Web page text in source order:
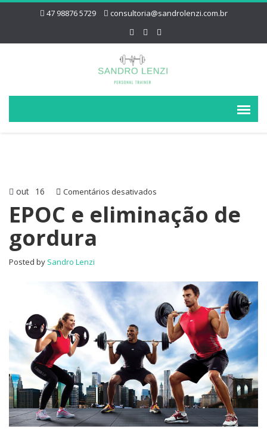
47 98876 5729 consultoria@sandrolenzi.com.br
out 16 Comentários desativados
e
eliminação
EPOC e eliminação de
gordura
Posted by Sandro Lenzi